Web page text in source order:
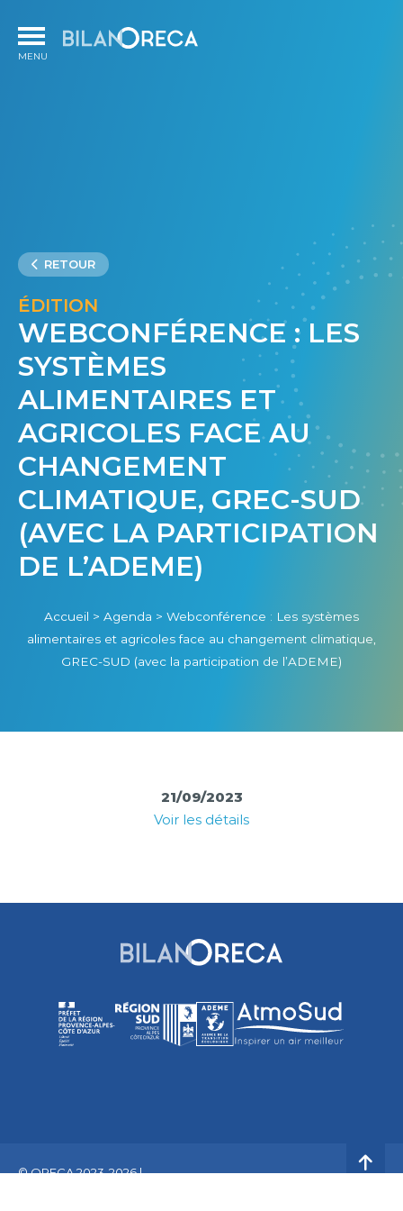
RETOUR
ÉDITION
WEBCONFÉRENCE : LES
SYSTÈMES
ALIMENTAIRES ET
AGRICOLES FACE AU
CHANGEMENT
CLIMATIQUE, GREC-SUD
(AVEC LA PARTICIPATION
DE L’ADEME)
Accueil > Agenda > Webconférence : Les systèmes
alimentaires et agricoles face au changement climatique,
GREC-SUD (avec la participation de l’ADEME)
21/09/2023
Voir les détails
© ORECA 2023-2026 |